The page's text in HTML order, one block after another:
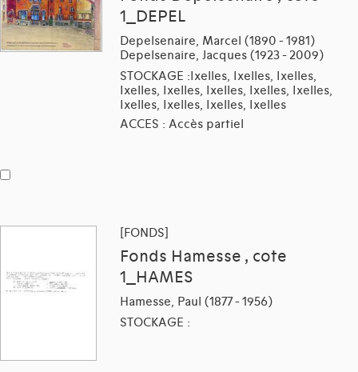
1_DEPEL
Depelsenaire, Marcel (1890 - 1981)
Depelsenaire, Jacques (1923 - 2009)
STOCKAGE :Ixelles, Ixelles, Ixelles,
Ixelles, Ixelles, Ixelles, Ixelles, Ixelles,
Ixelles, Ixelles, Ixelles, Ixelles
ACCES : Accès partiel
[FONDS]
Fonds Hamesse , cote
1_HAMES
Hamesse, Paul (1877 - 1956)
STOCKAGE :